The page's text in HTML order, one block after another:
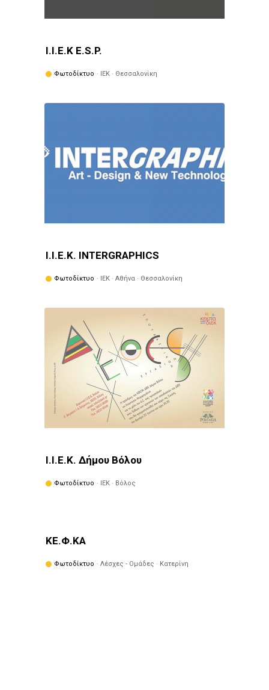
Ι.Ι.Ε.Κ E.S.P.
Φωτοδίκτυο · ΙΕΚ · Θεσσαλονίκη
Ι.Ι.Ε.Κ. INTERGRAPHICS
Φωτοδίκτυο · ΙΕΚ · Αθήνα · Θεσσαλονίκη
Ι.Ι.Ε.Κ. Δήμου Βόλου
Φωτοδίκτυο · ΙΕΚ · Βόλος
ΚΕ.Φ.ΚΑ
Φωτοδίκτυο · Λέσχες - Ομάδες · Κατερίνη